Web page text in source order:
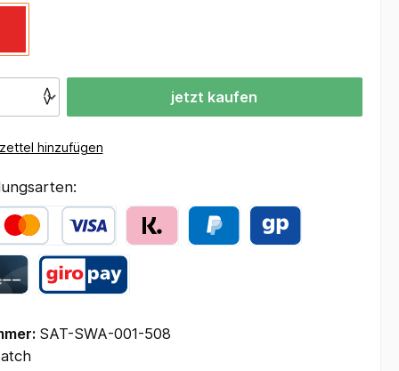
jetzt kaufen
hinzufügen
SAT-SWA-001-508